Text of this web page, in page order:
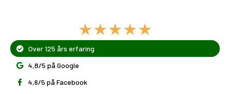
★★★★★
Over 125 års erfaring
4,8/5 på Google
4,6/5 på Facebook